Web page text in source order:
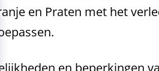
en Praten met het
en beperkingen